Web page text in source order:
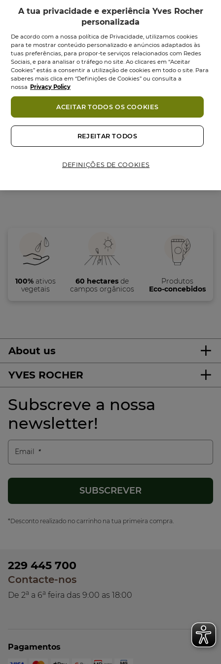
Volume Champô
Texturizante
Volume...
Frasco 300 ml
0.0 (0)
Texturizante...
Frasco 200 ml
0.0 (0)
0.0
em
56,95 €
100%ativos
vegetais
60 hectares de
campos orgânicos
Produtos
Eco-concebidos
About us
YVES ROCHER
Subscreve a nossa
newsletter!
Email
*Desconto realizado no carrinho na tua primeira compra.
229 445 700
Contacte-nos
De 2a a 6a feira das 9:00 as 18:00
Pagamentos
A tua privacidade e experiência Yves Rocher
personalizada
De acordo com a nossa política de Privacidade, utilizamos cookies
para te mostrar conteúdo personalizado e anúncios adaptados às
tuas preferências, para propor-te serviços relacionados com Redes
Sociais, e para analisar o tráfego no site. Ao clicares em “Aceitar
Cookies” estás a consentir a utilização de cookies em todo o site. Para
saberes mais clica em “Definições de Cookies” ou consulta a
nossa Privacy Policy
DEFINIÇÕES DE COOKIES
REJEITAR TODOS
ACEITAR TODOS OS COOKIES